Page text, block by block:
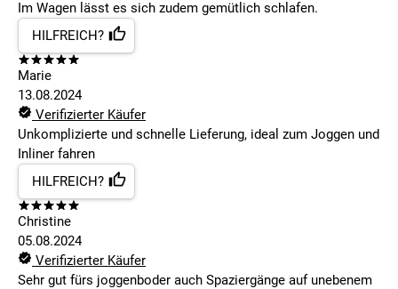
Im Wagen lässt es sich zudem gemütlich schlafen.
HILFREICH?
Marie
13.08.2024
Verifizierter Käufer
Unkomplizierte und schnelle Lieferung, ideal zum Joggen und
Inliner fahren
HILFREICH?
Christine
05.08.2024
Verifizierter Käufer
Sehr gut fürs joggenboder auch Spaziergänge auf unebenem